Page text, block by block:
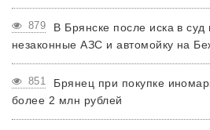
879
В Брянске после иска в суд
незаконные АЗС и автомойку на
851
Брянец при покупке
более 2 млн рублей